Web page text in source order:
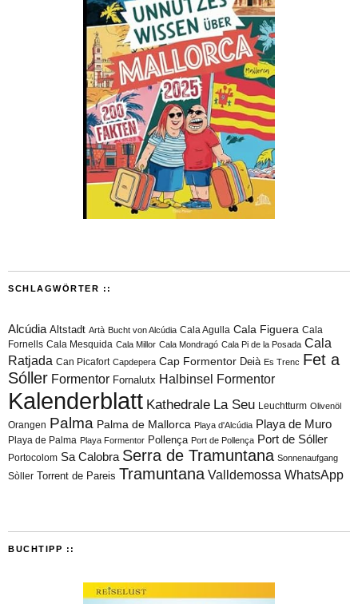
SCHLAGWÖRTER ::
Alcúdia Altstadt Artà Bucht von Alcúdia Cala Agulla Cala Figuera Cala
Fornells Cala Mesquida Cala Millor Cala Mondragó Cala Pi de la Posada Cala
Ratjada Can Picafort Capdepera Cap Formentor Deià Es Trenc Fet a
Sóller Formentor Fornalutx Halbinsel Formentor
Kalenderblatt Kathedrale La Seu Leuchtturm Olivenöl
Orangen Palma Palma de Mallorca Playa d'Alcúdia Playa de Muro
Playa de Palma Playa Formentor Pollença Port de Pollença Port de Sóller
Portocolom Sa Calobra Serra de Tramuntana Sonnenaufgang
Sòller Torrent de Pareis Tramuntana Valldemossa WhatsApp
BUCHTIPP ::